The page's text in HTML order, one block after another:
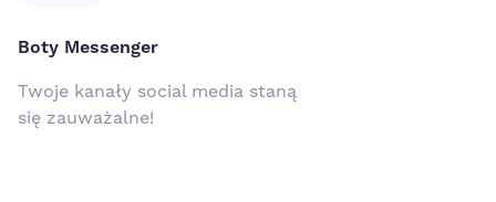
Boty Messenger
Twoje kanały social media staną
się zauważalne!